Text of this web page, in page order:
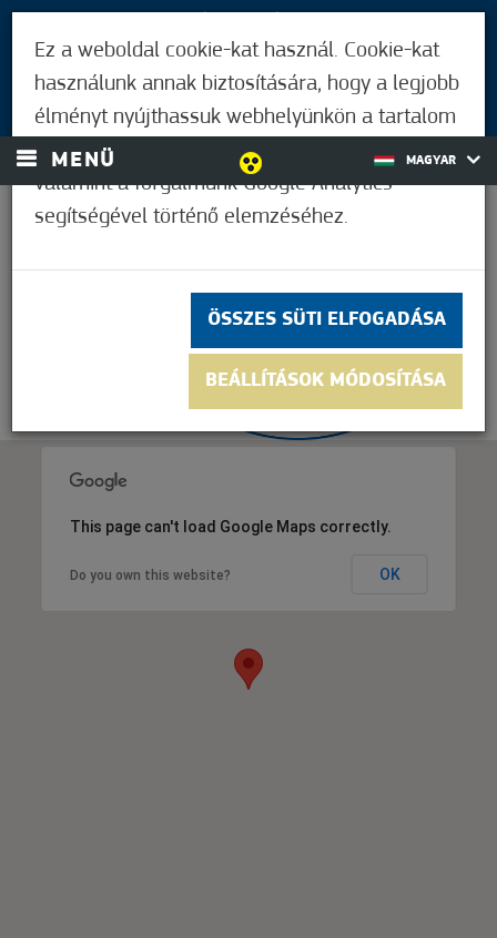
BEJELENTKEZÉS
MENÜ MAGYAR
This page can't load Google Maps correctly.
Do you own this website? OK
Ez a weboldal cookie-kat használ. Cookie-kat
használunk annak biztosítására, hogy a legjobb
élményt nyújthassuk webhelyünkön a tartalom
és a hirdetések személyre szabásához,
valamint a forgalmunk Google Analytics
segítségével történő elemzéséhez.
ÖSSZES SÜTI ELFOGADÁSA
BEÁLLÍTÁSOK MÓDOSÍTÁSA